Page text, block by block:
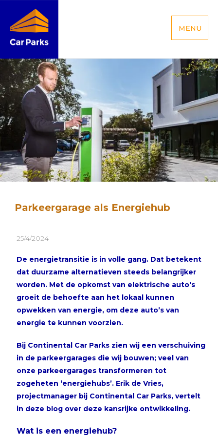
MENU
Parkeergarage als Energiehub
25/4/2024
De energietransitie is in volle gang. Dat betekent
dat duurzame alternatieven steeds belangrijker
worden. Met de opkomst van elektrische auto's
groeit de behoefte aan het lokaal kunnen
opwekken van energie, om deze auto’s van
energie te kunnen voorzien.
Bij Continental Car Parks zien wij een verschuiving
in de parkeergarages die wij bouwen; veel van
onze parkeergarages transformeren tot
zogeheten ‘energiehubs’. Erik de Vries,
projectmanager bij Continental Car Parks, vertelt
in deze blog over deze kansrijke ontwikkeling.
Wat is een energiehub?